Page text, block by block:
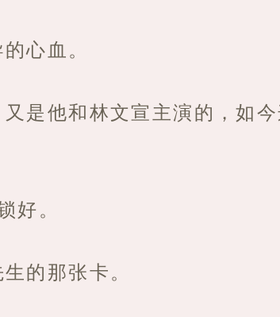
心血。
是他和林文宣主演的，如
。
的那张卡。